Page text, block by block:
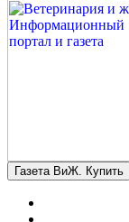
Газета ВиЖ. Купить